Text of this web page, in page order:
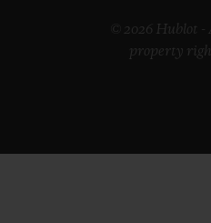
© 2026 Hublot
property